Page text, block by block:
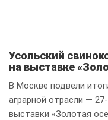
Усольский
на выставке
В Москве подвели
аграрной отрасли —
выставки «Золотая